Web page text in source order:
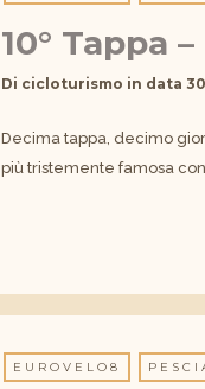
10° Tappa
Di cicloturismo in data
Decima tappa, decimo
più tristemente famosa
EUROVELO8